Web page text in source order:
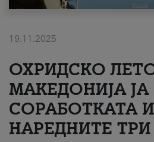
Надополни кредит
#ПодобарОнлајн
19.11.2025
ОХРИДСКО
МАКЕДОНИЈА
СОРАБОТКАТА
НАРЕДНИТЕ